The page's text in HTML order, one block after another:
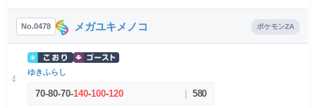
No.0478 メガユキメノコ ポケモンZA
ゆきふらし
70-80-70-140-100-120 580